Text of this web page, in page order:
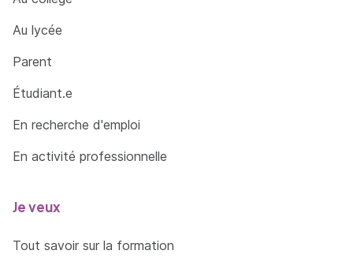
Au lycée
Parent
Étudiant.e
En recherche d'emploi
En activité professionnelle
Je veux
Tout savoir sur la formation